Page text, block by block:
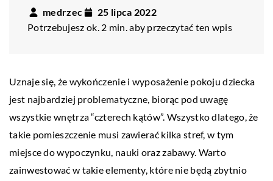
medrzec
25 lipca 2022
Potrzebujesz ok. 2 min. aby przeczytać ten wpis
Uznaje się, że wykończenie i wyposażenie pokoju dziecka
jest najbardziej problematyczne, biorąc pod uwagę
wszystkie wnętrza “czterech kątów”. Wszystko dlatego, że
takie pomieszczenie musi zawierać kilka stref, w tym
miejsce do wypoczynku, nauki oraz zabawy. Warto
zainwestować w takie elementy, które nie będą zbytnio